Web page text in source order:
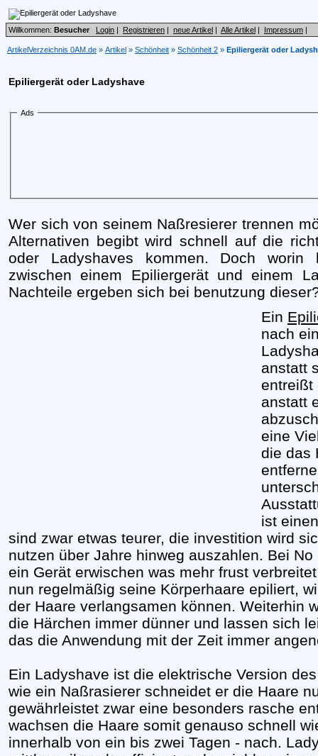
Willkommen: Besucher Login | Registrieren | neue Artikel | Alle Artikel | Impressum |
ArtikelVerzeichnis 0AM.de » Artikel » Schönheit » Schönheit 2 » Epiliergerät oder
Epiliergerät oder Ladyshave
Ads
Wer sich von seinem Naßresierer trennen
Alternativen begibt wird schnell auf die
oder Ladyshaves kommen. Doch worin
zwischen einem Epiliergerät und einem
Nachteile ergeben sich bei benutzung
Ein
nach
anstatt
entreißt
anstatt
eine
die das
ist
sind zwar etwas teurer, die investition wird
nutzen über Jahre hinweg auszahlen. Bei
ein Gerät erwischen was mehr frust
nun regelmäßig seine Körperhaare epiliert,
der Haare verlangsamen können. Weiterhin
die Härchen immer dünner und lassen sich
das die Anwendung mit der Zeit immer
Ein Ladyshave ist die elektrische Version
wie ein Naßrasierer schneidet er die Haare
gewährleistet zwar eine besonders rasche
wachsen die Haare somit genauso schnell
innerhalb von ein bis zwei Tagen - nach.